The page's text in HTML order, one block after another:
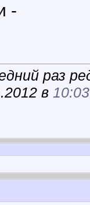
-
раз
в 10:03